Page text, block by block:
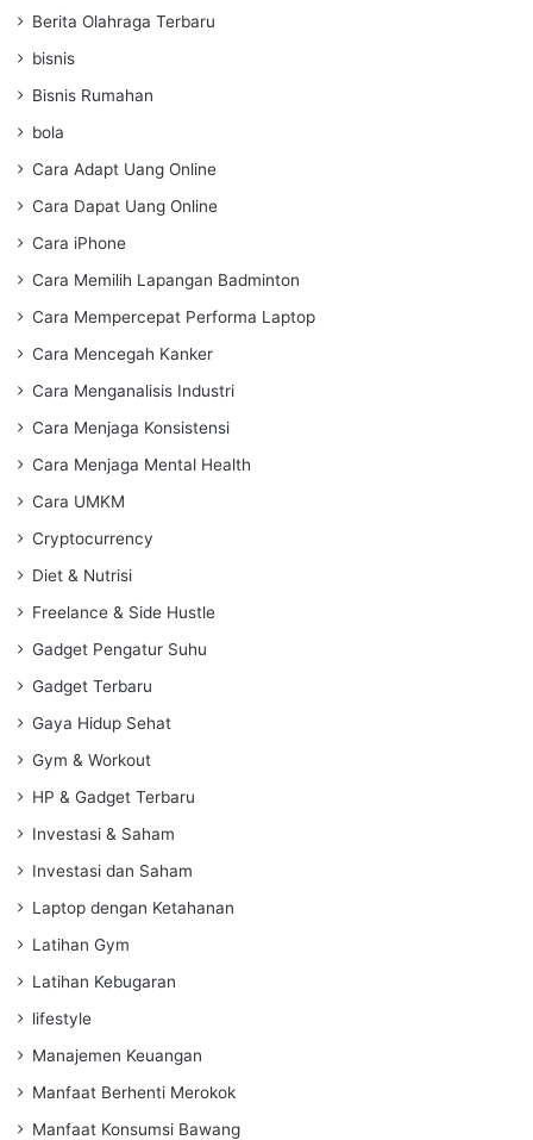
Berita Olahraga Terbaru
bisnis
Bisnis Rumahan
bola
Cara Adapt Uang Online
Cara Dapat Uang Online
Cara iPhone
Cara Memilih Lapangan Badminton
Cara Mempercepat Performa Laptop
Cara Mencegah Kanker
Cara Menganalisis Industri
Cara Menjaga Konsistensi
Cara Menjaga Mental Health
Cara UMKM
Cryptocurrency
Diet & Nutrisi
Freelance & Side Hustle
Gadget Pengatur Suhu
Gadget Terbaru
Gaya Hidup Sehat
Gym & Workout
HP & Gadget Terbaru
Investasi & Saham
Investasi dan Saham
Laptop dengan Ketahanan
Latihan Gym
Latihan Kebugaran
lifestyle
Manajemen Keuangan
Manfaat Berhenti Merokok
Manfaat Konsumsi Bawang